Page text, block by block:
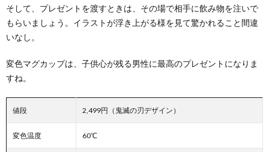
そして、プレゼントを渡すときは、その場で相手に飲み物を注いで
もらいましょう。イラストが浮き上がる様を見て驚かれること間違
いなし。
変色マグカップは、子供心が残る男性に最高のプレゼントになりま
すね。
値段 2,499円（鬼滅の刃デザイン）
変色温度 60℃